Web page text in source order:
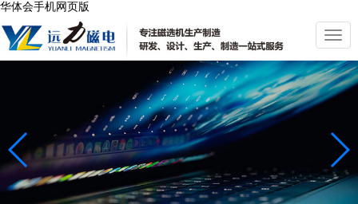
华体会手机网页版
切
换
导
航